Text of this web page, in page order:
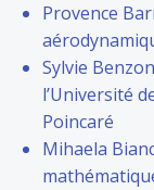
Provence
Sylvie
l’Université
Poincaré
Mihaela